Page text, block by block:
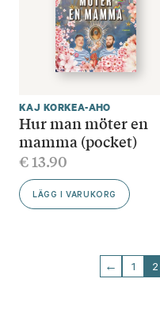
KAJ KORKEA-AHO
Hur man möter en
mamma (pocket)
€13.90
LÄGG I VARUKORG
← 1 2